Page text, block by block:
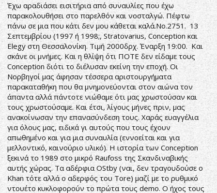
Έχω αραδιάσει εισιτήρια από συναυλίες που έχω
παρακολουθήσει στο παρελθόν και νοσταλγώ. Πέφτω
πάνω σε μια που κάτι δεν μου κάθεται καλά.Νο.2751. 13
Σεπτεμβρίου (1997 ή 1998;, Stratovarius, Conception και
Elegy στη Θεσσαλονίκη. Τιμή 2000δρχ. Έναρξη 19:00. Και
σκάνε οι μνήμες. Και η θλίψη ότι ΠΟΤΕ δεν είδαμε τους
Conception διότι το διέλυσαν εκείνη την εποχή. Οι
Νορβηγοί μας άφησαν τέσσερα αριστουργήματα
παρακαταθήκη που θα μνημονεύονται στον αιώνα τον
άπαντα αλλά πάντοτε νιώθαμε ότι μας χρωστούσαν και
τους χρωστούσαμε. Και έτσι, λίγους μήνες πριν, μας
ανακοίνωσαν την επανασύνδεση τους. Χαράς ευαγγέλια
για όλους μας, ειδικά γι αυτούς που τους έχουν
απωθημένο και για μια συναυλία (εννοείται και για
μελλοντικό, καινούριο υλικό). Η ιστορία των Conception
ξεκινά το 1989 στο μικρό Raufoss της Σκανδιναβικής
αυτής χώρας. Τα αδέρφια OStby (ναι, δεν τραγουδούσε ο
Khan τότε αλλά ο αδερφός του Tore) μαζί με το ρυθμικό
ντουέτο κυκλοφορούν το πρώτα τους demo. Ο ήχος τους